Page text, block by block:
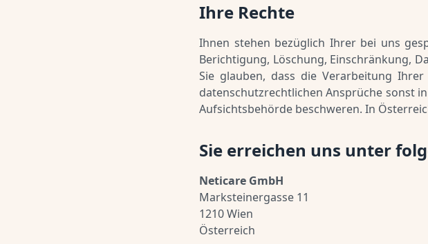
Ihre Rechte
Ihnen stehen bezüglich Ihrer bei uns
Berichtigung, Löschung, Einschränkung,
Sie glauben, dass die Verarbeitung
datenschutzrechtlichen Ansprüche sonst
Aufsichtsbehörde beschweren. In
Sie erreichen uns unter
Neticare GmbH
Marksteinergasse 11
1210 Wien
Österreich